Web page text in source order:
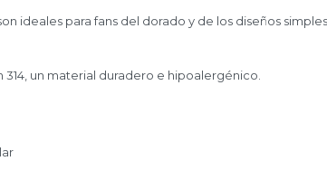
ideales para fans del dorado y de los diseños
un material duradero e hipoalergénico.